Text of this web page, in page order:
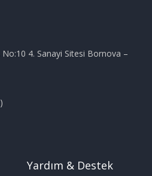
4. Sanayi Sitesi Bornova –
Yardım & Destek